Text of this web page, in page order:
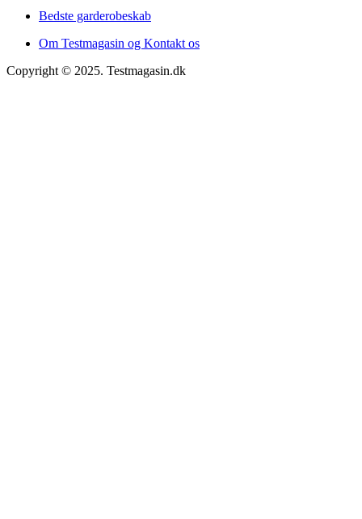
Bedste garderobeskab
Om Testmagasin og Kontakt os
Copyright © 2025. Testmagasin.dk